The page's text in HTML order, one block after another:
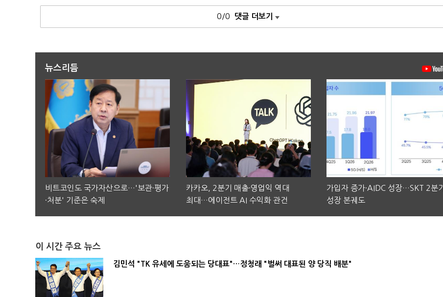
0/0 댓글 더보기
뉴스리듬
비트코인도 국가자산으로…'보관·평가
·처분' 기준은 숙제
카카오, 2분기 매출·영업익 역대
최대…에이전트 AI 수익화 관건
가입자 증가·AIDC 성장…SKT 2분기
성장 본궤도
이 시간 주요 뉴스
김민석 "TK 유세에 도움되는 당대표"…정청래 "벌써 대표된 양 당직 배분"